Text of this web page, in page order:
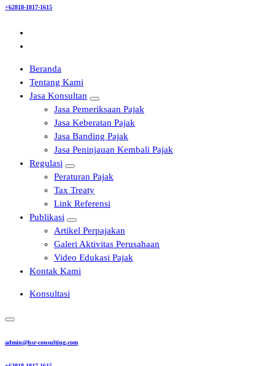
+62818-1817-1615
Beranda
Tentang Kami
Jasa Konsultan
Jasa Pemeriksaan Pajak
Jasa Keberatan Pajak
Jasa Banding Pajak
Jasa Peninjauan Kembali Pajak
Regulasi
Peraturan Pajak
Tax Treaty
Link Referensi
Publikasi
Artikel Perpajakan
Galeri Aktivitas Perusahaan
Video Edukasi Pajak
Kontak Kami
Konsultasi
admin@hsr-consulting.com